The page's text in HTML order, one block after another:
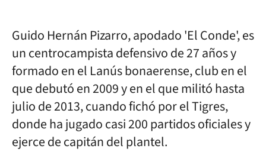
Guido Hernán Pizarro, apodado 'El Conde', es
un centrocampista defensivo de 27 años y
formado en el Lanús bonaerense, club en el
que debutó en 2009 y en el que militó hasta
julio de 2013, cuando fichó por el Tigres,
donde ha jugado casi 200 partidos oficiales y
ejerce de capitán del plantel.